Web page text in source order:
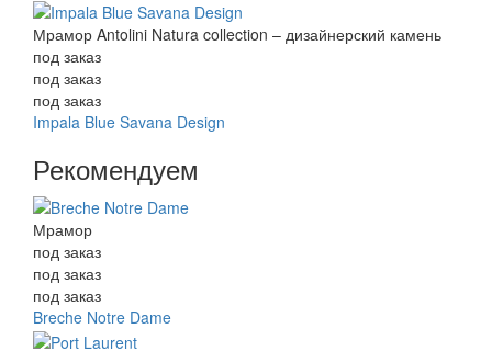
Мрамор Antolini Natura collection – дизайнерский камень
под заказ
под заказ
под заказ
Impala Blue Savana Design
Рекомендуем
Мрамор
под заказ
под заказ
под заказ
Breche Notre Dame